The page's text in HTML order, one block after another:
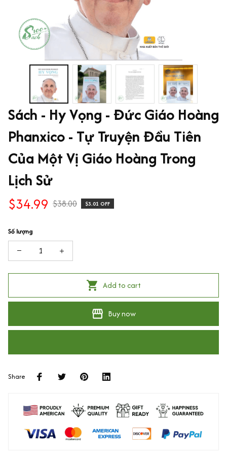
Sách - Hy Vọng - Đức Giáo Hoàng
Phanxico - Tự Truyện Đầu Tiên
Của Một Vị Giáo Hoàng Trong
Lịch Sử
$34.99 $38.00 $3.01 OFF
Số lượng
Add to cart
Buy now
Share